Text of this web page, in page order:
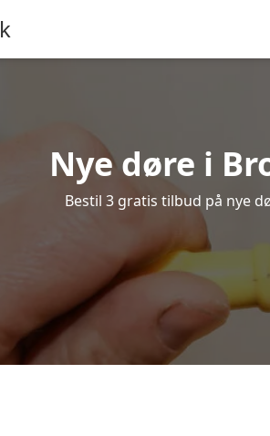
Nye døre i
Bestil 3 gratis tilbud på nye